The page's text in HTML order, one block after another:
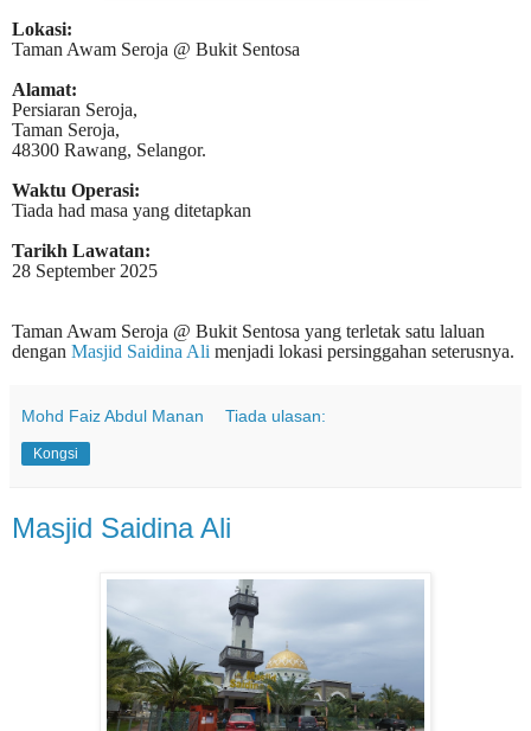
Lokasi:
Taman Awam Seroja @ Bukit Sentosa
Alamat:
Persiaran Seroja,
Taman Seroja,
48300 Rawang, Selangor.
Waktu Operasi:
Tiada had masa yang ditetapkan
Tarikh Lawatan:
28 September 2025
Taman Awam Seroja @ Bukit Sentosa yang terletak satu laluan
dengan Masjid Saidina Ali menjadi lokasi persinggahan seterusnya.
Mohd Faiz Abdul Manan Tiada ulasan:
Kongsi
Masjid Saidina Ali